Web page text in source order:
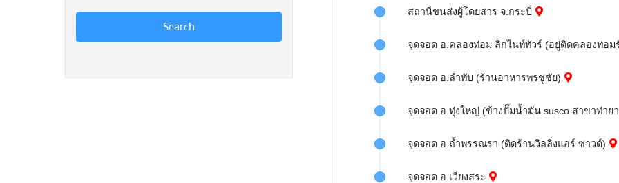
สถานีขนส่งผู้โดยสาร จ.กระบี่
จุดจอด อ.คลองท่อม ลิกไนท์ทัวร์ (อยู่ติดคลองท่อม
จุดจอด อ.ลำทับ (ร้านอาหารพรชูชัย)
จุดจอด อ.ทุ่งใหญ่ (ข้างปั๊มน้ำมัน susco สาขาท่าย
จุดจอด อ.ถ้ำพรรณรา (ติดร้านวิลลิ่งแอร์ ซาวด์)
จุดจอด อ.เวียงสระ